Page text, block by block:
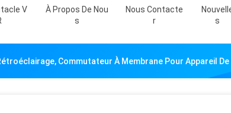
V
À Propos De Nou
S
Nous Contacte
R
S
Commutateur À Membrane Pour Appareil